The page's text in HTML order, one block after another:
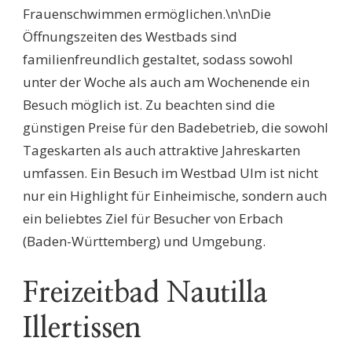
Frauenschwimmen ermöglichen.\n\nDie
Öffnungszeiten des Westbads sind
familienfreundlich gestaltet, sodass sowohl
unter der Woche als auch am Wochenende ein
Besuch möglich ist. Zu beachten sind die
günstigen Preise für den Badebetrieb, die sowohl
Tageskarten als auch attraktive Jahreskarten
umfassen. Ein Besuch im Westbad Ulm ist nicht
nur ein Highlight für Einheimische, sondern auch
ein beliebtes Ziel für Besucher von Erbach
(Baden-Württemberg) und Umgebung.
Freizeitbad Nautilla
Illertissen